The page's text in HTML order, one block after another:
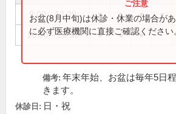
9:00～12:30 ● ● ● ●
16:00～18:30 ● ● ●
お盆(8月中旬)は休診・休業の場合が
に必ず医療機関に直接ご確認ください
備考: 年末年始、お盆は毎年5日
きます。
休診日: 日・祝